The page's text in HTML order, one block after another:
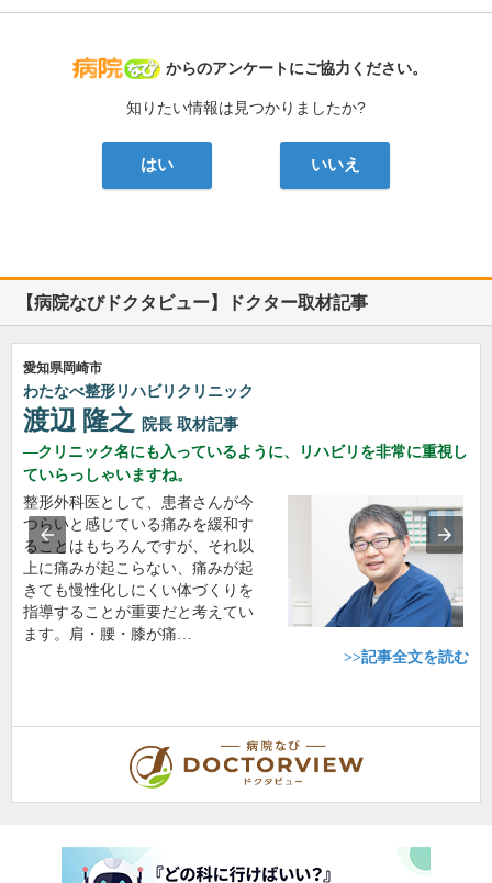
病院なび
からのアンケートにご協力ください。
知りたい情報は見つかりましたか?
はい いいえ
【病院なびドクタビュー】ドクター取材記事
愛知県岡崎市
わたなべ整形リハビリクリニック
渡辺 隆之 院長 取材記事
クリニック名にも入っているように、リハビリを非常に重視し
ていらっしゃいますね。
整形外科医として、患者さんが今
つらいと感じている痛みを緩和す
ることはもちろんですが、それ以
上に痛みが起こらない、痛みが起
きても慢性化しにくい体づくりを
指導することが重要だと考えてい
ます。肩・腰・膝が痛…
>>記事全文を読む